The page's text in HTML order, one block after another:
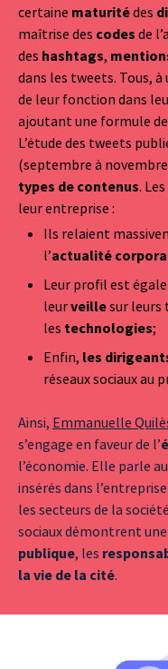
certaine maturitédes
maîtrise des codes de
des hashtags,
dans les tweets. Tous,
de leur fonction dans
ajoutant une formule
L’étude des tweets
(septembre à
types de contenus.
leur entreprise :
Ils relaient
l’actualité
Leur profil est
leurveillesur leurs
les technologies;
Enfin, les
réseaux sociaux au
Ainsi, Emmanuelle
s’engage en faveur de l’
l’économie. Elle parle
insérés dans
les secteurs de la
sociaux démontrent
publique, les
la vie de la cité.